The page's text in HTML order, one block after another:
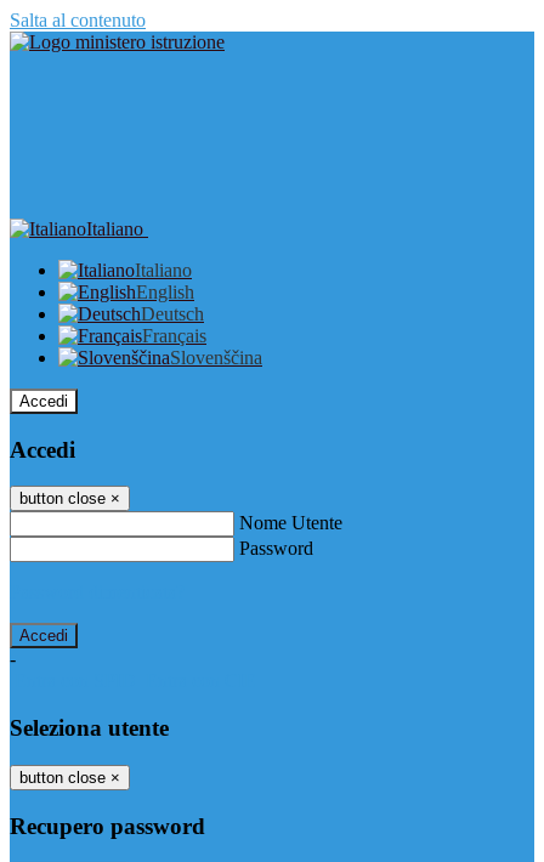
Salta al contenuto
Italiano
Italiano
English
Deutsch
Français
Slovenščina
Accedi
Accedi
button close ×
Nome Utente
Password
-
Seleziona utente
button close ×
Recupero password